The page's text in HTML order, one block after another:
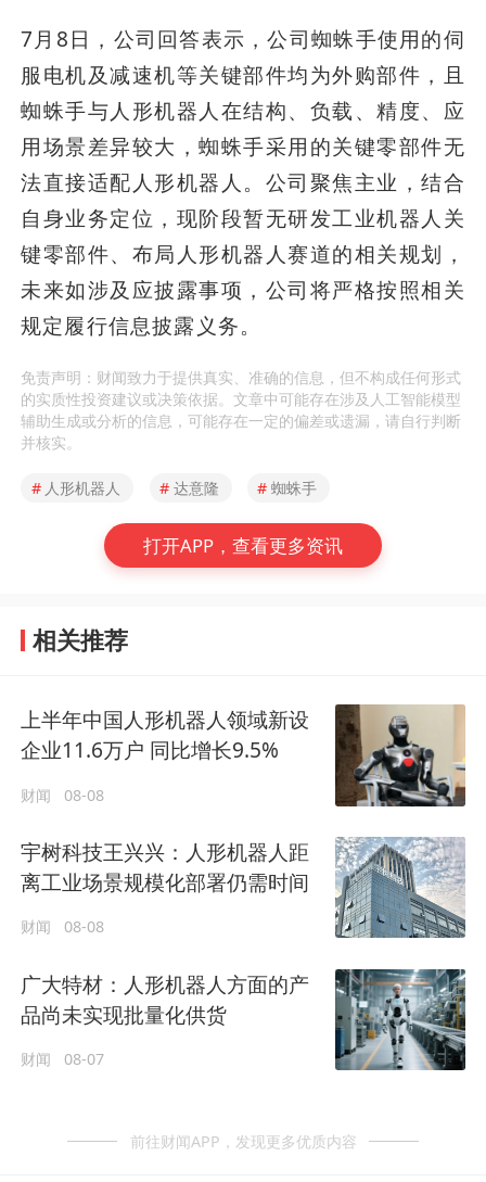
7月8日，公司回答表示，公司蜘蛛手使用的伺
服电机及减速机等关键部件均为外购部件，且
蜘蛛手与人形机器人在结构、负载、精度、应
用场景差异较大，蜘蛛手采用的关键零部件无
法直接适配人形机器人。公司聚焦主业，结合
自身业务定位，现阶段暂无研发工业机器人关
键零部件、布局人形机器人赛道的相关规划，
未来如涉及应披露事项，公司将严格按照相关
规定履行信息披露义务。
免责声明：财闻致力于提供真实、准确的信息，但不构成任何形式
的实质性投资建议或决策依据。文章中可能存在涉及人工智能模型
辅助生成或分析的信息，可能存在一定的偏差或遗漏，请自行判断
并核实。
# 人形机器人 # 达意隆 # 蜘蛛手
打开APP，查看更多资讯
相关推荐
上半年中国人形机器人领域新设
企业11.6万户 同比增长9.5%
财闻 08-08
宇树科技王兴兴：人形机器人距
离工业场景规模化部署仍需时间
财闻 08-08
广大特材：人形机器人方面的产
品尚未实现批量化供货
财闻 08-07
前往财闻APP，发现更多优质内容